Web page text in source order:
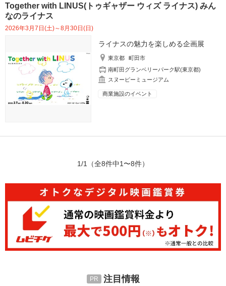
Together with LINUS(トゥギャザー ウィズ ライナス) みん
なのライナス
2026年3月7日(土)～8月30日(日)
ライナスの魅力を楽しめる企画展
東京都
町田市
南町田グランベリーパーク駅(東京都)
スヌーピーミュージアム
商業施設のイベント
1/1 （全8件中1〜8件）
注目情報